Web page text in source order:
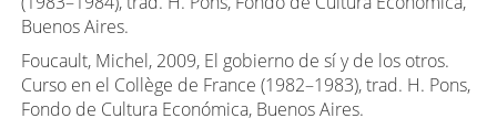
Buenos Aires.
Foucault, Michel, 2009, El gobierno de sí y de los otros.
Curso en el Collège de France (1982–1983), trad. H. Pons,
Fondo de Cultura Económica, Buenos Aires.